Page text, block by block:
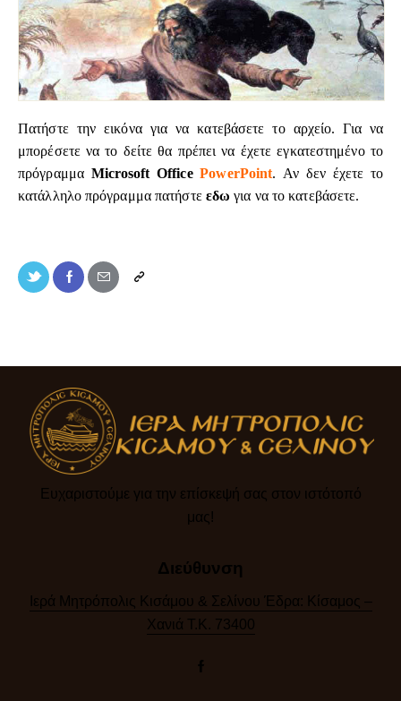
Πατήστε την εικόνα για να κατεβάσετε το αρχείο. Για να
μπορέσετε να το δείτε θα πρέπει να έχετε εγκατεστημένο το
πρόγραμμα Microsoft OfficePowerPoint. Αν δεν έχετε το
κατάλληλο πρόγραμμα πατήστε εδω για να το κατεβάσετε.
Ευχαριστούμε για την επίσκεψή σας στον ιστότοπό
μας!​
Διεύθυνση
Ιερά Μητρόπολις Κισάμου & Σελίνου Έδρα: Κίσαμος –
Χανιά Τ.Κ. 73400